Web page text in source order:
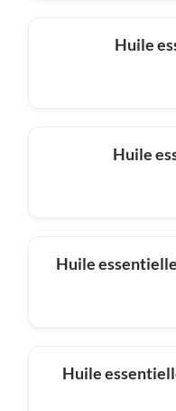
Huile
Huile
Huile
Huile